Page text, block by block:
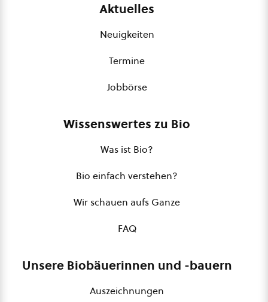
Aktuelles
Neuigkeiten
Termine
Jobbörse
Wissenswertes zu Bio
Was ist Bio?
Bio einfach verstehen?
Wir schauen aufs Ganze
FAQ
Unsere Biobäuerinnen und -bauern
Auszeichnungen